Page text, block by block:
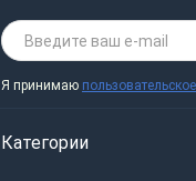
Я принимаю
Категории